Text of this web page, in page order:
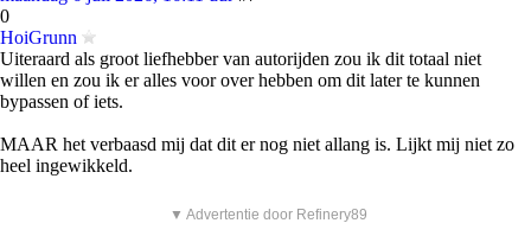
0
HoiGrunn
Uiteraard als groot liefhebber van autorijden zou ik dit totaal niet
willen en zou ik er alles voor over hebben om dit later te kunnen
bypassen of iets.
MAAR het verbaasd mij dat dit er nog niet allang is. Lijkt mij niet zo
heel ingewikkeld.
▼ Advertentie door Refinery89